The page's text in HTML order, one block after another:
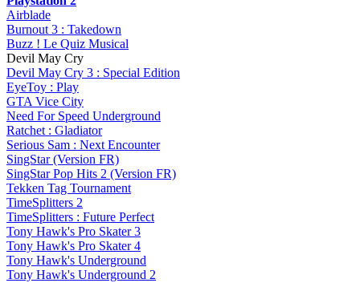
Airblade
Burnout 3 : Takedown
Buzz ! Le Quiz Musical
Devil May Cry
Devil May Cry 3 : Special Edition
EyeToy : Play
GTA Vice City
Need For Speed Underground
Ratchet : Gladiator
Serious Sam : Next Encounter
SingStar (Version FR)
SingStar Pop Hits 2 (Version FR)
Tekken Tag Tournament
TimeSplitters 2
TimeSplitters : Future Perfect
Tony Hawk's Pro Skater 3
Tony Hawk's Pro Skater 4
Tony Hawk's Underground
Tony Hawk's Underground 2